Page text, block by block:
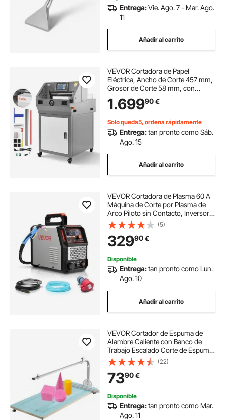
Entrega:Vie. Ago. 7 - Mar. Ago.
11
Añadir al carrito
VEVOR Cortadora de Papel
Eléctrica, Ancho de Corte 457 mm,
Grosor de Corte 58 mm, con
Función Infrarroja y Cuchilla de
Repuesto, 1000 W, 680 x 850 x 1185
Oficinas
1.69990€
Solo queda5, ordena rápidamente
Entrega:tan pronto como Sáb.
Ago. 15
Añadir al carrito
VEVOR Cortadora de Plasma 60 A
Máquina de Corte por Plasma de
Arco Piloto sin Contacto, Inversor
IGBT con Pantalla Digital, Función
2T/4T y Tiempo PA/PT, Fuente de
Alimentación Trifásica de 400 V
(5)
32990€
Disponible
Entrega:tan pronto como Lun.
Ago. 10
Añadir al carrito
VEVOR Cortador de Espuma de
Alambre Caliente con Banco de
Trabajo Escalado Corte de Espuma
Cortador de espuma Grabado
Pluma Cortador de alambre caliente
Espuma Poliestireno Corte térmico
10-240 V
(22)
7390€
Disponible
Entrega:tan pronto como Mar.
Ago. 11